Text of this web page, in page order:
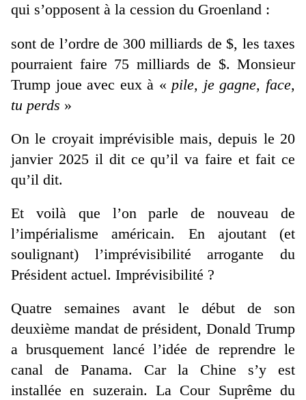
qui s’opposent à la cession du Groenland :
sont de l’ordre de 300 milliards de $, les taxes
pourraient faire 75 milliards de $. Monsieur
Trump joue avec eux à « pile, je gagne, face,
tu perds »
On le croyait imprévisible mais, depuis le 20
janvier 2025 il dit ce qu’il va faire et fait ce
qu’il dit.
Et voilà que l’on parle de nouveau de
l’impérialisme américain. En ajoutant (et
soulignant) l’imprévisibilité arrogante du
Président actuel. Imprévisibilité ?
Quatre semaines avant le début de son
deuxième mandat de président, Donald Trump
a brusquement lancé l’idée de reprendre le
canal de Panama. Car la Chine s’y est
installée en suzerain. La Cour Suprême du